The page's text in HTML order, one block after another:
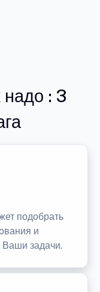
: 3
подобрать
и
задачи.